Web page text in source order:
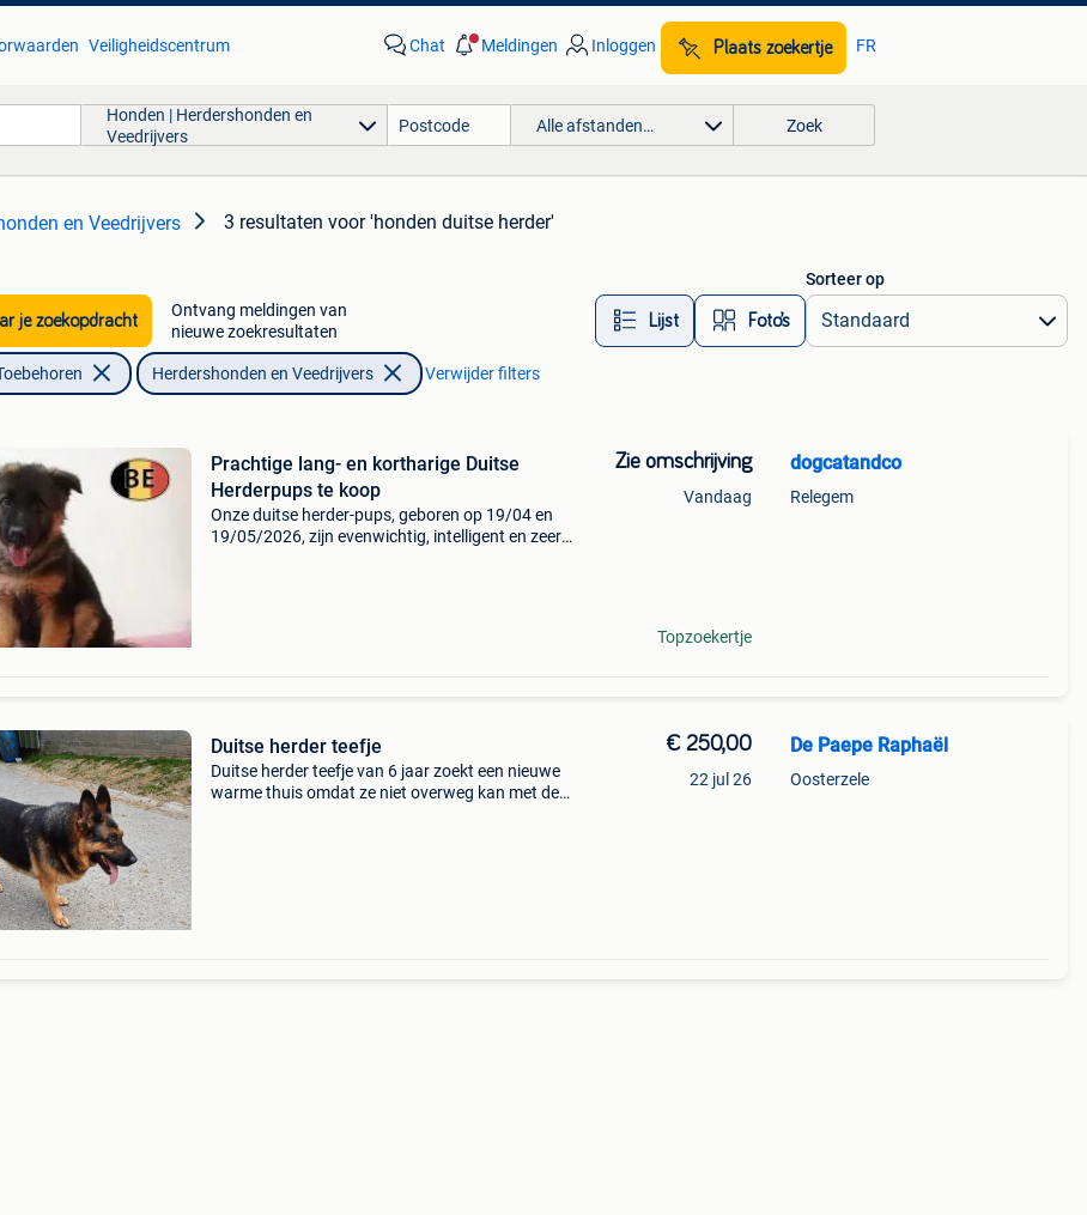
Veiligheidscentrum Chat Meldingen Inloggen Plaats zoekertje FR
Honden | Herdershonden en
Veedrijvers
Alle afstanden… Zoek
en Veedrijvers 3 resultaten voor 'honden duitse herder'
je zoekopdracht
Ontvang meldingen van
nieuwe zoekresultaten
Lijst Foto’s
Sorteer op
Herdershonden en Veedrijvers Verwijder filters
Prachtige lang- en kortharige Duitse
Herderpups te koop
Onze duitse herder-pups, geboren op 19/04 en
19/05/2026, zijn evenwichtig, intelligent en zeer
Zie omschrijving
Vandaag
Topzoekertje
dogcatandco
Relegem
Duitse herder teefje
Duitse herder teefje van 6 jaar zoekt een nieuwe
warme thuis omdat ze niet overweg kan met de
€ 250,00
22 jul 26
De Paepe Raphaël
Oosterzele